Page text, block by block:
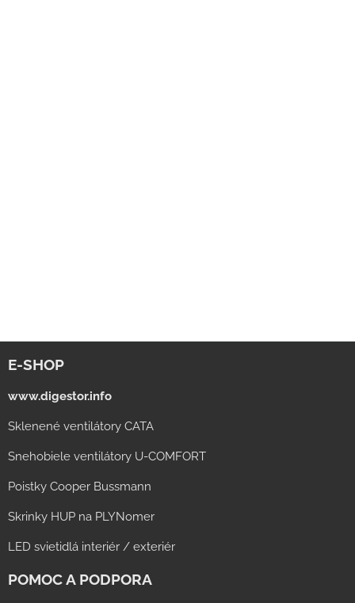
E-SHOP
www.digestor.info
Sklenené ventilátory CATA
Snehobiele ventilátory U-COMFORT
Poistky Cooper Bussmann
Skrinky HUP na PLYNomer
LED svietidlá interiér / exteriér
POMOC A PODPORA